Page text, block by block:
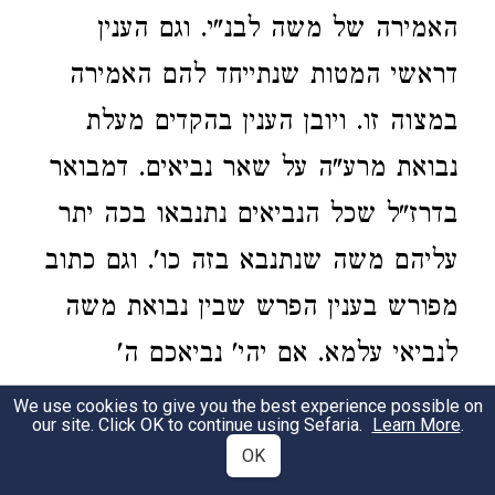
We use cookies to give you the best experience possible on
our site. Click OK to continue using Sefaria. Learn More.
OK